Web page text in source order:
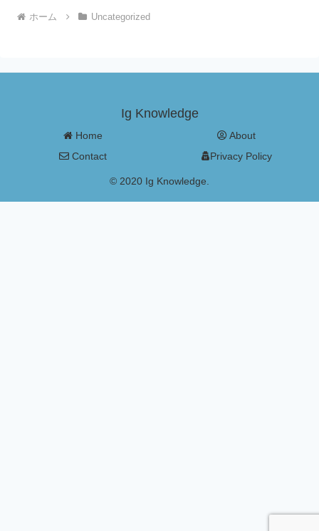
ホーム Uncategorized
Ig Knowledge
Home
About
Contact
Privacy Policy
© 2020 Ig Knowledge.